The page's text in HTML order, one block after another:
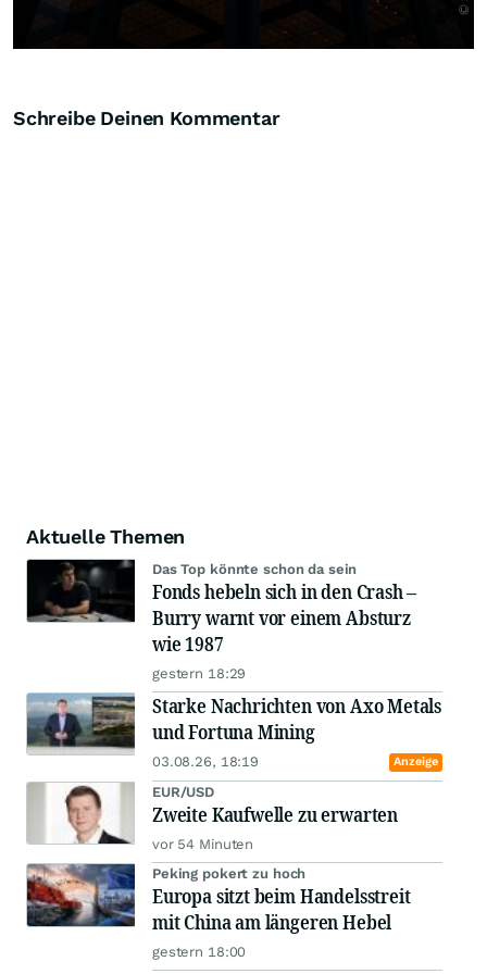
Schreibe Deinen Kommentar
Aktuelle Themen
Das Top könnte schon da sein
Fonds hebeln sich in den Crash –
Burry warnt vor einem Absturz
wie 1987
gestern 18:29
Starke Nachrichten von Axo Metals
und Fortuna Mining
03.08.26, 18:19 Anzeige
EUR/USD
Zweite Kaufwelle zu erwarten
vor 54 Minuten
Peking pokert zu hoch
Europa sitzt beim Handelsstreit
mit China am längeren Hebel
gestern 18:00